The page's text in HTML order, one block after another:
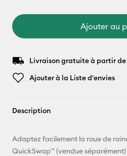
Ajouter au
Livraison gratuite à partir
Ajouter à la Liste d'envies
Description
Adaptez facilement la roue de
QuickSwap™ (vendue